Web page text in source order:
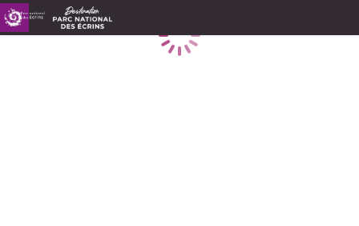
Caricamento